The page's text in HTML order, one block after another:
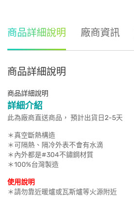
商品詳細說明 廠商資訊
商品詳細說明
商品詳細說明
詳細介紹
此為廠商直送商品， 預計出貨日2-5天
＊真空斷熱構造
＊可隔熱、隔冷外表不會有水滴
＊內外都是#304不鏽鋼材質
＊100%台灣製造
使用說明
＊請勿靠近暖爐或瓦斯爐等火源附近